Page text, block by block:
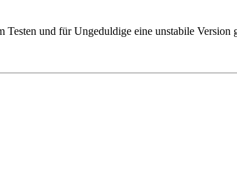
Testen und für Ungeduldige eine unstabile Version